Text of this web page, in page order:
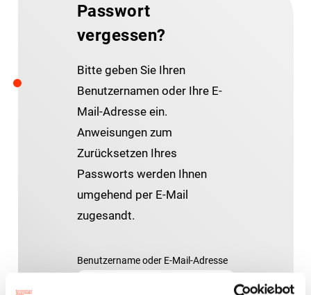
Passwort
vergessen?
Bitte geben Sie Ihren
Benutzernamen oder Ihre E-
Mail-Adresse ein.
Anweisungen zum
Zurücksetzen Ihres
Passworts werden Ihnen
umgehend per E-Mail
zugesandt.
Benutzername oder E-Mail-Adresse